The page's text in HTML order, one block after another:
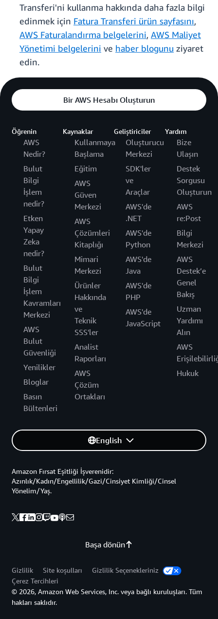
Transferi'ni kullanma hakkında daha fazla bilgi
edinmek için Fatura Transferi ürün sayfasını,
AWS Faturalandırma belgelerini, AWS Maliyet
Yönetimi belgelerini ve haber blogunu ziyaret
edin.
Bir AWS Hesabı Oluşturun
Öğrenin
AWS
Nedir?
Bulut
Bilgi
İşlem
nedir?
Etken
Yapay
Zeka
nedir?
Bulut
Bilgi
İşlem
Kavramları
Merkezi
AWS
Bulut
Güvenliği
Yenilikler
Bloglar
Basın
Bültenleri
Kaynaklar
Kullanmaya
Başlama
Eğitim
AWS
Güven
Merkezi
AWS
Çözümleri
Kitaplığı
Mimari
Merkezi
Ürünler
Hakkında
ve
Teknik
SSS'ler
Analist
Raporları
AWS
Çözüm
Ortakları
Geliştiriciler
Oluşturucu
Merkezi
SDK'ler
ve
Araçlar
AWS'de
.NET
AWS'de
Python
AWS'de
Java
AWS'de
PHP
AWS'de
JavaScript
Yardım
Bize
Ulaşın
Destek
Sorgusu
Oluşturun
AWS
re:Post
Bilgi
Merkezi
AWS
Destek’e
Genel
Bakış
Uzman
Yardımı
Alın
AWS
Hukuk
English
Başa dönün
Amazon Fırsat Eşitliği İşverenidir:
Azınlık/Kadın/Engellilik/Gazi/Cinsiyet Kimliği/Cinsel
Yönelim/Yaş.
Gizlilik Site koşulları
Gizlilik Seçenekleriniz
Çerez Tercihleri
© 2026, Amazon Web Services, Inc. veya bağlı kuruluşları. Tüm
hakları saklıdır.